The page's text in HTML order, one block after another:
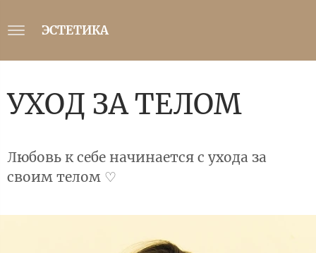
ЭСТЕТИКА
УХОД ЗА ТЕЛОМ
Любовь к себе начинается с ухода за
своим телом ♡